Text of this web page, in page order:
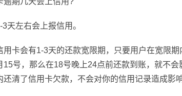
天左右会上报信用。
用卡会有1-3天的还款宽限期，只要用户在宽限
15号，那么在18号晚上24点前还款到账，就不
还清了信用卡欠款，不会对你的信用记录造成影响